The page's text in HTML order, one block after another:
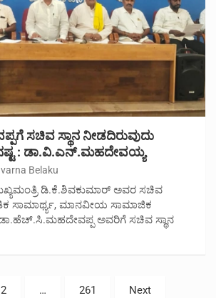
ಸಚಿವ ಸ್ಥಾನ ನೀಡದಿರುವುದು
ನಷ್ಟ : ಡಾ.ವಿ.ಎನ್.ಮಹದೇವಯ್ಯ
Belaku
ಡಿ.ಕೆ.ಶಿವಕುಮಾರ್ ಅವರ ಸಚಿವ
ಸಾಮಾರ್ಥ್ಯ, ಮಾನವೀಯ ಸಾಮಾಜಿಕ
ಅವರಿಗೆ ಸಚಿವ ಸ್ಥಾನ
2 … 261 Next